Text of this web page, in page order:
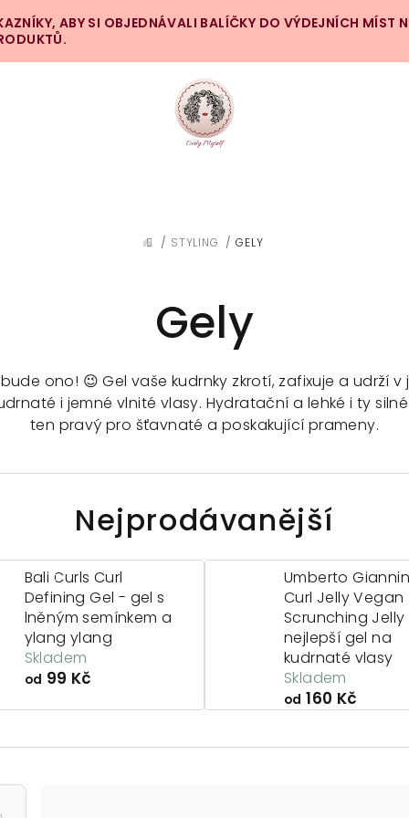
ABY SI OBJEDNÁVALI BALÍČKY DO VÝDEJNÍCH MÍST
DOMŮ
/ STYLING / GELY
Gely
ono! 😉 Gel vaše kudrnky zkrotí, zafixuje a udrží
i jemné vlnité vlasy. Hydratační a lehké i ty
ten pravý pro šťavnaté a poskakující prameny.
Nejprodávanější
Bali Curls Curl
Defining Gel - gel s
lněným semínkem a
ylang ylang
Skladem
od 99 Kč
Umberto
Curl Jelly Vegan
Scrunching Jelly
nejlepší gel na
kudrnaté vlasy
Skladem
od 160 Kč